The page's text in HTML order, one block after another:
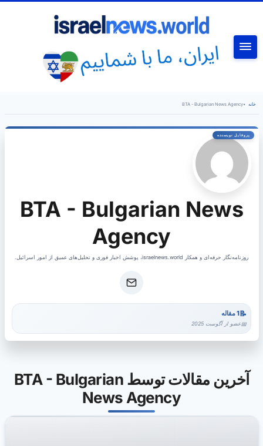
خانه •
BTA - Bulgarian News Agency
BTA - Bulgarian News
Agency
روزنامه‌نگار حرفه‌ای و همکار israelnews.world، پوشش اخبار فوری و تحلیل‌های عمیق از امور اسرائیل.
1 مقاله
عضو از آگوست 2025
آخرین مقالات توسط BTA - Bulgarian
News Agency